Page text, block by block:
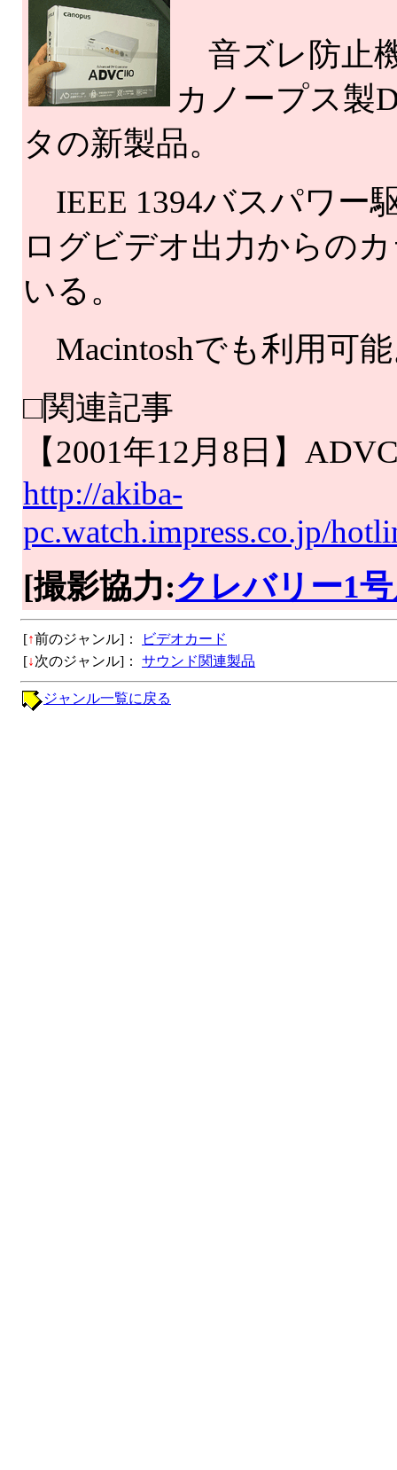
音ズレ防止
カノープス製
タの新製品。
IEEE 1394バスパワー
ログビデオ出力からの
いる。
Macintoshでも利用可
□関連記事
【2001年12月8日】
http://akiba-
pc.watch.impress.co.jp/
[撮影協力:クレバリー1
[↑前のジャンル]：
ビデオカード
[↓次のジャンル]： サウンド関連製品
ジャンル一覧に戻る